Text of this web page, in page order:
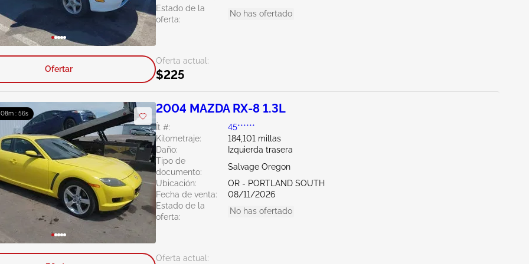
Estado de la
oferta:
No has ofertado
Oferta actual:
$225
Ofertar
08m : 56s 2004 MAZDA RX-8 1.3L
Ít #:
45******
Kilometraje:
184,101 millas
Daño:
Izquierda trasera
Tipo de
documento:
Salvage Oregon
Ubicación:
OR - PORTLAND SOUTH
Fecha de venta:
08/11/2026
Estado de la
oferta:
No has ofertado
Oferta actual: